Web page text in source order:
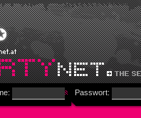
Passwort: